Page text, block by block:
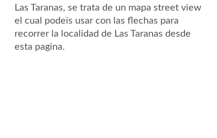
Las Taranas, se trata de un mapa street view
el cual podeis usar con las flechas para
recorrer la localidad de Las Taranas desde
esta pagina.